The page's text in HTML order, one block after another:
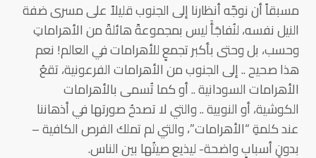
مسبقاً أن نوجّه أنظارنا إلى الجنوب قليلاً على مسرى ضفة
النيل نفسه، لنُفاجَأَ ليس بمجموعةً هائلةً من الأهراماتِ
وحسب، بل وحتى بأكبر تجمعٍ للأهرامات في العالم! نعم
هذا صحيح .. إلى الجنوب من الأهرامات الفرعونية، تقعُ
الأهرامات السودانية .. أو كما تُسمى بالأهرامات
الكوشية، أو النوبية .. والتي لا تصدحُ صورتها في أذهاننا
عند كلمةِ “الأهرامات”، والتي لم تملك الفرص الكافية –
بدونِ أسبابٍ واضحة- ليذيع صيتُها بين الناس.